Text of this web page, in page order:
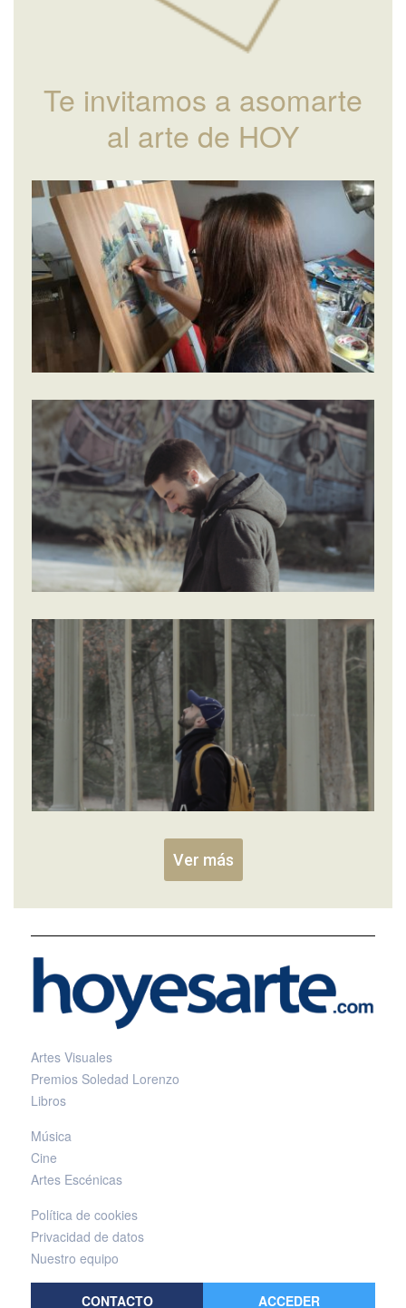
Te invitamos a asomarte
al arte de HOY
Ver más
Artes Visuales
Premios Soledad Lorenzo
Libros
Música
Cine
Artes Escénicas
Política de cookies
Privacidad de datos
Nuestro equipo
CONTACTO ACCEDER